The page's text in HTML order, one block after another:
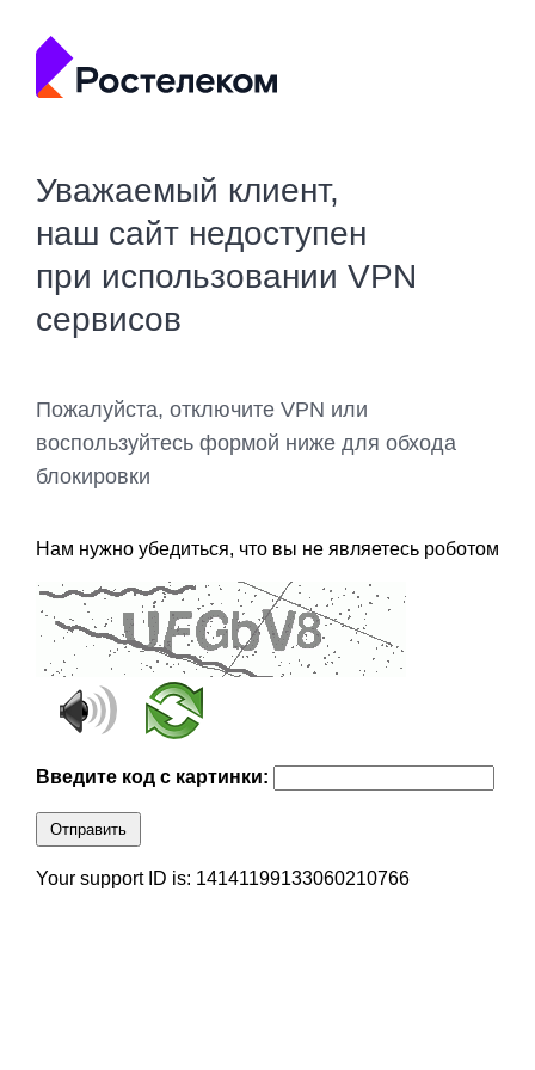
Уважаемый клиент,
наш сайт недоступен
при использовании VPN
сервисов
Пожалуйста, отключите VPN или
воспользуйтесь формой ниже для обхода
блокировки
Нам нужно убедиться, что вы не являетесь роботом
Введите код с картинки:
Отправить
Your support ID is: 14141199133060210766